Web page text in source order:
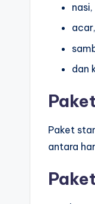
nasi,
acar,
dan
Paket
antara